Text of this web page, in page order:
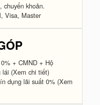
chuyển khoản.
Visa, Master
+ CMND + Hộ
lái (Xem chi tiết)
dụng lãi suất 0% (Xem